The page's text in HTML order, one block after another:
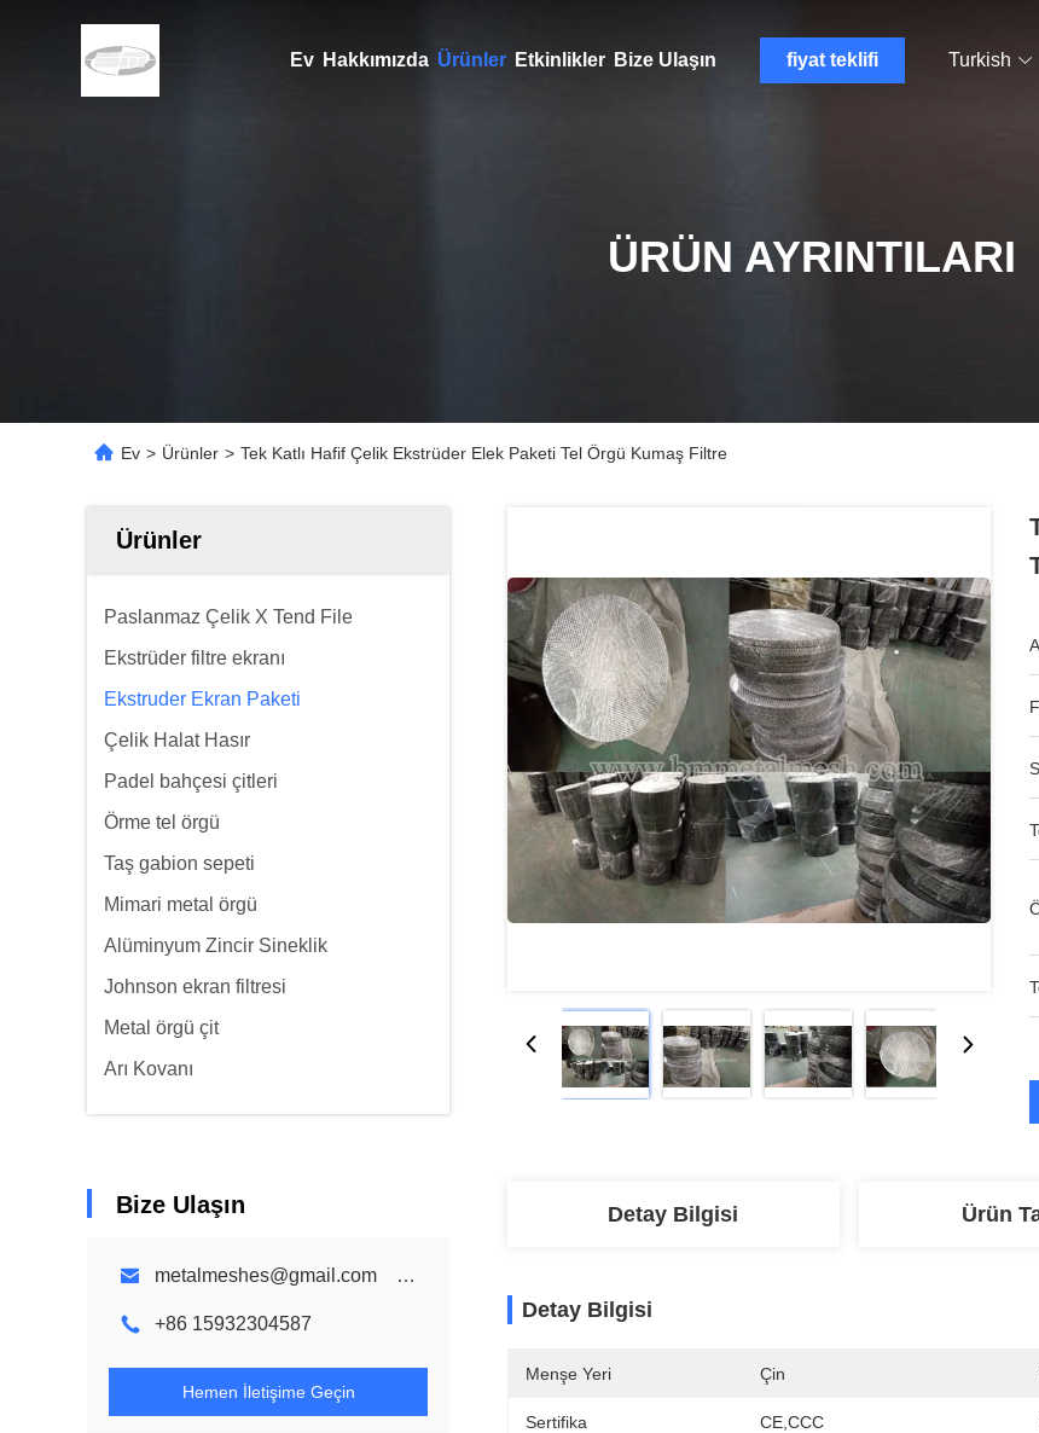
Ev Hakkımızda Ürünler Etkinlikler Bize Ulaşın fiyat teklifi Turkish
ÜRÜN AYRINTILARI
Ev > Ürünler > Tek Katlı Hafif Çelik Ekstrüder Elek Paketi Tel Örgü Kumaş Filtre
Ürünler
Paslanmaz Çelik X Tend File
Ekstrüder filtre ekranı
Ekstruder Ekran Paketi
Çelik Halat Hasır
Padel bahçesi çitleri
Örme tel örgü
Taş gabion sepeti
Mimari metal örgü
Alüminyum Zincir Sineklik
Johnson ekran filtresi
Metal örgü çit
Arı Kovanı
Bize Ulaşın
metalmeshes@gmail.com karen@bmmetalmesh.com
+86 15932304587
Hemen İletişime Geçin
Detay Bilgisi Ürün
Detay Bilgisi
Menşe Yeri Çin
Sertifika CE,CCC